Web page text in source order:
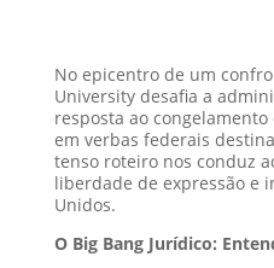
No epicentro de um
University desafia a
resposta ao
em verbas federais
tenso roteiro nos conduz
liberdade de expressão e
Unidos.
O Big Bang Jurídico: